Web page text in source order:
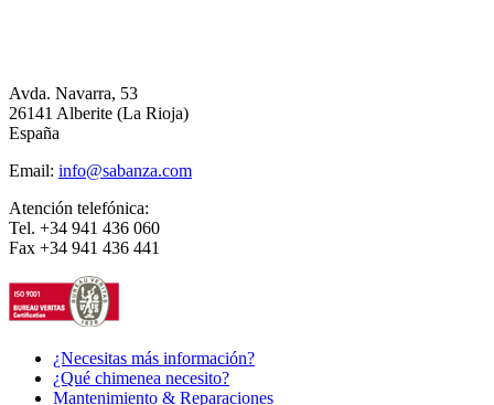
Avda. Navarra, 53
26141 Alberite (La Rioja)
España
Email: info@sabanza.com
Atención telefónica:
Tel. +34 941 436 060
Fax +34 941 436 441
¿Necesitas más información?
¿Qué chimenea necesito?
Mantenimiento & Reparaciones